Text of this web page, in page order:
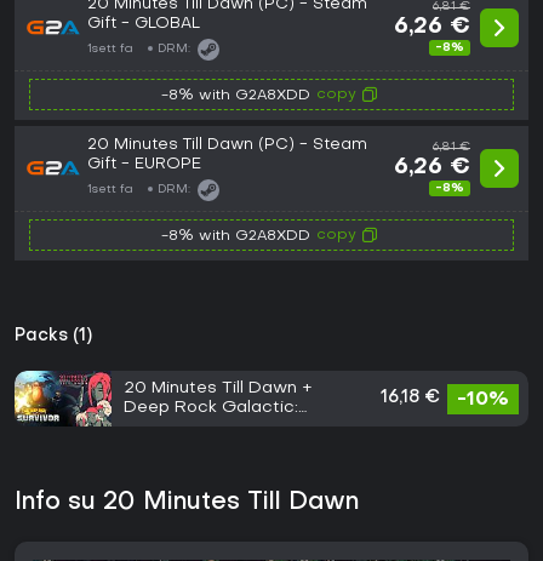
20 Minutes Till Dawn (PC) - Steam
Gift - GLOBAL
1sett fa DRM:
6,81 €
6,26 €
-8%
-8% with G2A8XDD copy
20 Minutes Till Dawn (PC) - Steam
Gift - EUROPE
1sett fa DRM:
6,81 €
6,26 €
-8%
-8% with G2A8XDD copy
Packs (1)
20 Minutes Till Dawn +
Deep Rock Galactic:
16,18 € -10%
Info su 20 Minutes Till Dawn